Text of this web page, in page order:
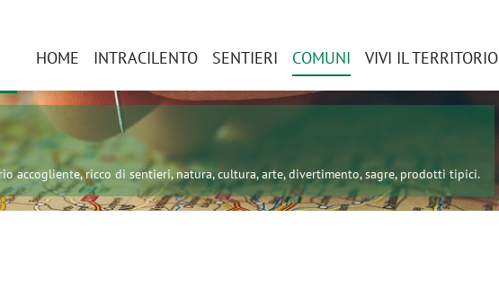
HOME INTRACILENTO SENTIERI COMUNI VIVI IL TERRITORIO
accogliente, ricco di sentieri, natura, cultura, arte, divertimento, sagre, prodotti tipici.